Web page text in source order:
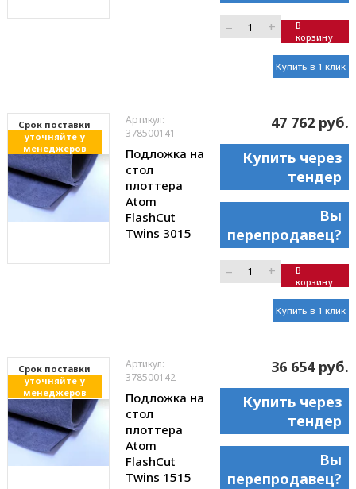
– +
В
корзину
Купить в 1 клик
Cрок поставки
уточняйте у
менеджеров
Артикул:
378500141
Подложка на
стол
плоттера
Atom
FlashCut
Twins 3015
47 762 руб.
Купить через
тендер
Вы
перепродавец?
– +
В
корзину
Купить в 1 клик
Cрок поставки
уточняйте у
менеджеров
Артикул:
378500142
Подложка на
стол
плоттера
Atom
FlashCut
Twins 1515
36 654 руб.
Купить через
тендер
Вы
перепродавец?